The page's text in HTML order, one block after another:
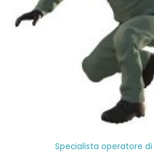
Specialista operatore